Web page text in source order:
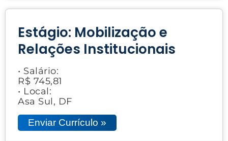
Estágio: Mobilização e
Relações Institucionais
• Salário:
R$ 745,81
• Local:
Asa Sul, DF
Enviar Currículo »